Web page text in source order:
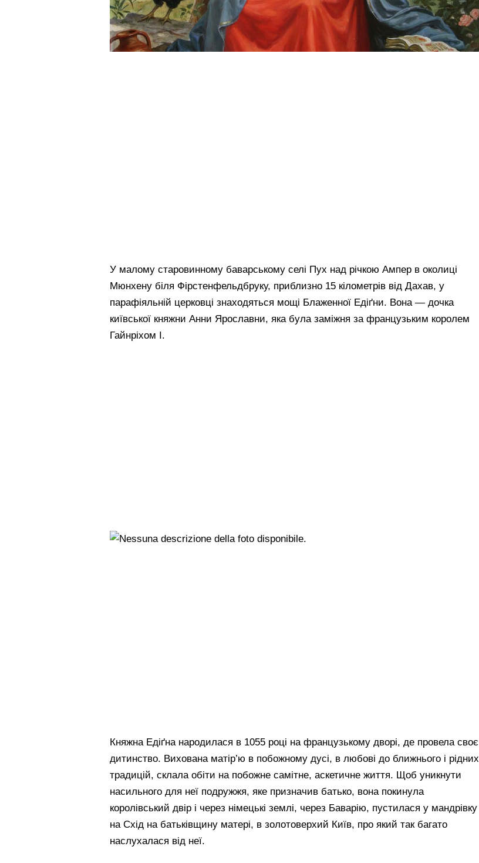
У малому старовинному баварському селі Пух над річкою Ампер в околиці
Мюнхену біля Фірстенфельдбруку, приблизно 15 кілометрів від Дахав, у
парафіяльній церковці знаходяться мощі Блаженної Едіґни. Вона — дочка
київської княжни Анни Ярославни, яка була заміжня за французьким королем
Гайнріхом І.
Княжна Едіґна народилася в 1055 році на французькому дворі, де провела своє
дитинство. Вихована матір’ю в побожному дусі, в любові до ближнього і рідних
традицій, склала обіти на побожне самітне, аскетичне життя. Щоб уникнути
насильного для неї подружжя, яке призначив батько, вона покинула
королівський двір і через німецькі землі, через Баварію, пустилася у мандрівку
на Схід на батьківщину матері, в золотоверхий Київ, про який так багато
наслухалася від неї.